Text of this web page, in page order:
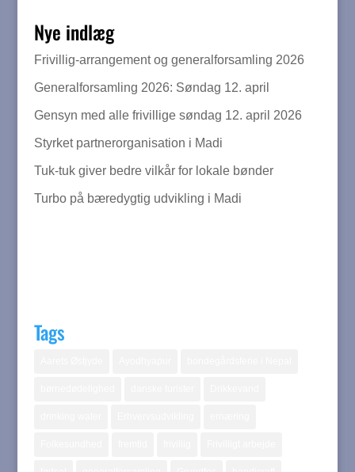
Nye indlæg
Frivillig-arrangement og generalforsamling 2026
Generalforsamling 2026: Søndag 12. april
Gensyn med alle frivillige søndag 12. april 2026
Styrket partnerorganisation i Madi
Tuk-tuk giver bedre vilkår for lokale bønder
Turbo på bæredygtig udvikling i Madi
Tags